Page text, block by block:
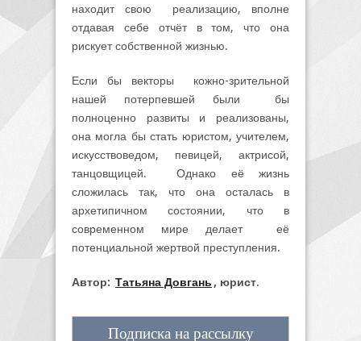
находит свою реализацию, вполне
отдавая себе отчёт в том, что она
рискует собственной жизнью.
Если бы векторы кожно-зрительной
нашей потерпевшей были бы
полноценно развиты и реализованы,
она могла бы стать юристом, учителем,
искусствоведом, певицей, актрисой,
танцовщицей. Однако её жизнь
сложилась так, что она осталась в
архетипичном состоянии, что в
современном мире делает её
потенциальной жертвой преступления.
Автор: Татьяна Довгань , юрист.